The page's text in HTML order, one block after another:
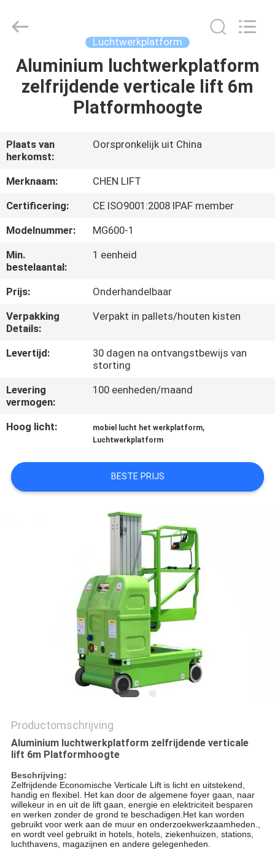
HUIS
PRODUCTEN
OVER
ONS
FABRIEKSTOCHT
NEEM
CONTACT
MET
ONS
NIEUWS
EEN
OFFERTE
LTD.
Luchtwerkplatform
Aluminium luchtwerkplatform
zelfrijdende verticale lift 6m
Platformhoogte
Plaats van
herkomst:
Oorspronkelijk uit China
Merknaam:
CHEN LIFT
Certificering:
CE ISO9001:2008 IPAF member
Modelnummer:
MG600-1
Min.
bestelaantal:
1 eenheid
Prijs:
Onderhandelbaar
Verpakking
Details:
Verpakt in pallets/houten kisten
Levertijd:
30 dagen na ontvangstbewijs van
storting
Levering
vermogen:
100 eenheden/maand
Hoog licht: mobiel lucht het werkplatform,
Luchtwerkplatform
BESTE PRIJS
Productomschrijving
Aluminium luchtwerkplatform zelfrijdende verticale
lift 6m Platformhoogte
Beschrijving:
Zelfrijdende Economische Verticale Lift is licht en uitstekend,
handig en flexibel. Het kan door de algemene foyer gaan, naar
willekeur in en uit de lift gaan, energie en elektriciteit besparen
en werken zonder de grond te beschadigen.Het kan worden
gebruikt voor werk aan de muur en onderzoekwerkzaamheden.,
en wordt veel gebruikt in hotels, hotels, ziekenhuizen, stations,
luchthavens, magazijnen en andere gelegenheden.